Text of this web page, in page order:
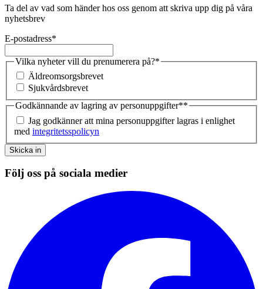
Ta del av vad som händer hos oss genom att skriva upp dig på våra
nyhetsbrev
E-postadress*
Vilka nyheter vill du prenumerera på?*
Äldreomsorgsbrevet
Sjukvårdsbrevet
Godkännande av lagring av personuppgifter**
Jag godkänner att mina personuppgifter lagras i enlighet
med integritetsspolicyn
Skicka in
Följ oss på sociala medier